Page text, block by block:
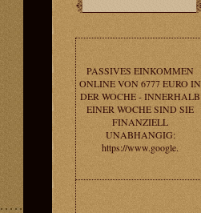
PASSIVES EINKOMMEN
ONLINE VON 6777 EURO IN
DER WOCHE - INNERHALB
EINER WOCHE SIND SIE
FINANZIELL
UNABHANGIG:
https://www.google.